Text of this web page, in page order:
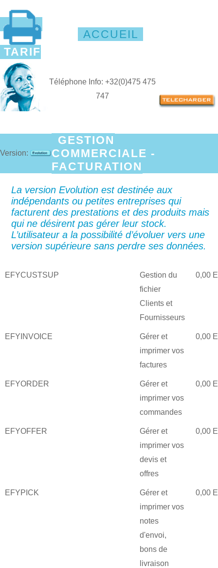
TARIF
ACCUEIL
Téléphone Info: +32(0)475 475
747
Version:
GESTION
COMMERCIALE -
FACTURATION
La version Evolution est destinée aux
indépendants ou petites entreprises qui
facturent des prestations et des produits mais
qui ne désirent pas gérer leur stock.
L’utilisateur a la possibilité d’évoluer vers une
version supérieure sans perdre ses données.
EFYCUSTSUP
Gestion du
fichier
Clients et
Fournisseurs
0,00
EFYINVOICE
Gérer et
imprimer vos
factures
0,00
EFYORDER
Gérer et
imprimer vos
commandes
0,00
EFYOFFER
Gérer et
imprimer vos
devis et
offres
0,00
EFYPICK
Gérer et
imprimer vos
notes
d'envoi,
bons de
livraison
0,00